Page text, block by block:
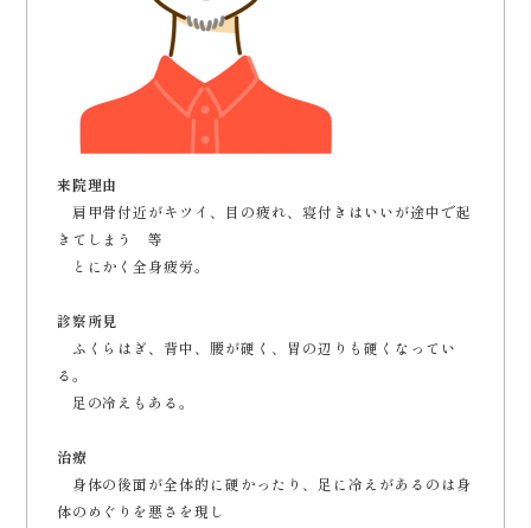
来院理由
肩甲骨付近がキツイ、目の疲れ、寝付きはいいが途中で起
きてしまう 等
とにかく全身疲労。
診察所見
ふくらはぎ、背中、腰が硬く、胃の辺りも硬くなってい
る。
足の冷えもある。
治療
身体の後面が全体的に硬かったり、足に冷えがあるのは身
体のめぐりを悪さを現し